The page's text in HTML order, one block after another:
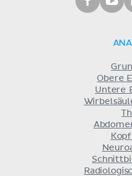
Obere
Untere